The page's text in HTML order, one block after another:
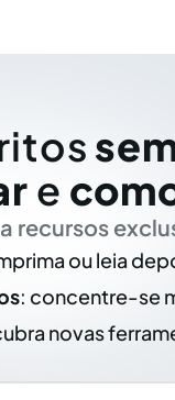
e
recursos
ou leia
: concentre-se
novas